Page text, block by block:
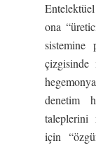
ona
sistemine
çizgisinde
denetim
taleplerini
için